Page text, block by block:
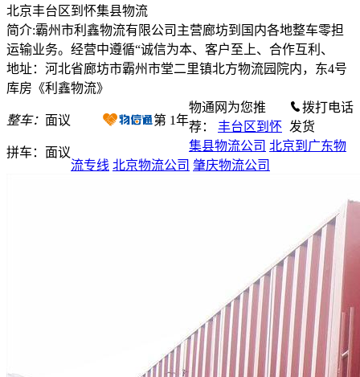
北京丰台区到怀集县物流
简介:霸州市利鑫物流有限公司主营廊坊到国内各地整车零担
运输业务。经营中遵循“诚信为本、客户至上、合作互利、
地址：河北省廊坊市霸州市堂二里镇北方物流园院内，东4号
库房《利鑫物流》
整车： 面议
拼车： 面议
第 1年
拨打电话
发货
物通网为您推
荐：
丰台区到怀
集县物流公司 北京到广东物
流专线 北京物流公司 肇庆物流公司